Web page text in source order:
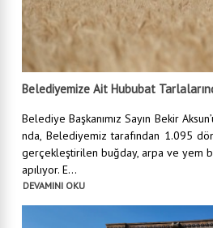
Belediyemize Ait Hububat
Belediye Başkanımız Sayın Bekir
nda, Belediyemiz tarafından 1.095
gerçekleştirilen buğday, arpa ve yem
apılıyor. E...
DEVAMINI OKU